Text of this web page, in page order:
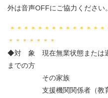
外は音声OFFにご協力ください。
＊＊＊＊＊＊＊＊＊＊＊＊＊
＊＊＊＊＊＊＊
◆対 象 現在無業状態または
までの方
その家族
支援機関関係者（教育